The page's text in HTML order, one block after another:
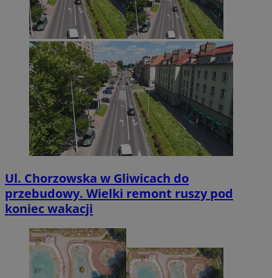
Ul. Chorzowska w Gliwicach do
przebudowy. Wielki remont ruszy pod
koniec wakacji